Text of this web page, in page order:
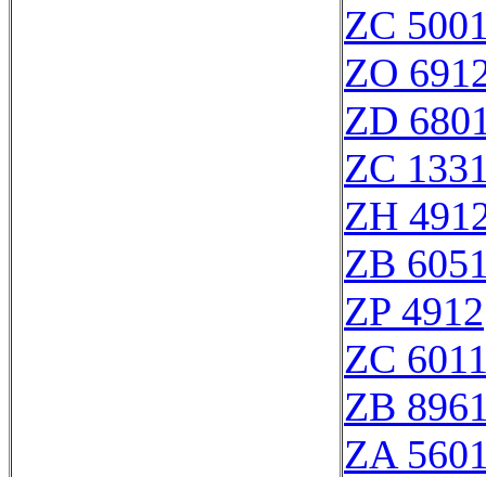
ZC
ZO
ZD
ZC
ZH
ZB
ZP 4912
ZC
ZB
ZA